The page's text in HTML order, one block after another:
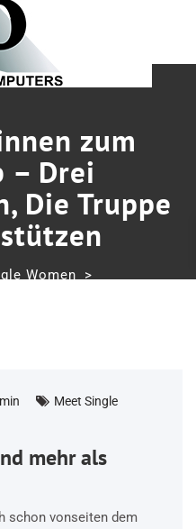
zum
– Drei
Die Truppe
Women
>
Meet Single
mehr als
schon vonseiten dem